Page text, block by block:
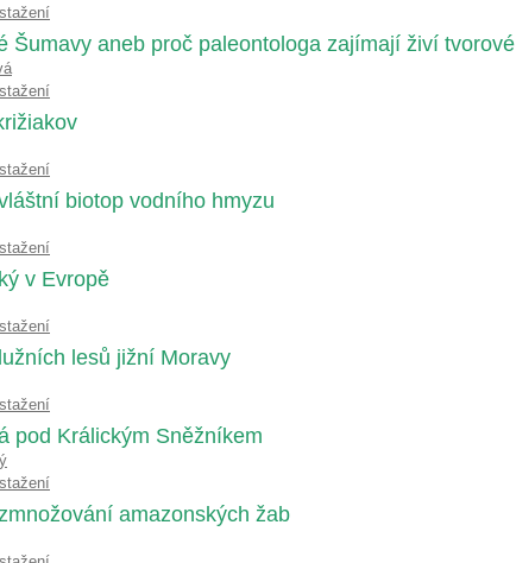
Šumavy aneb proč paleontologa zajímají živí tvorové
biotop vodního hmyzu
v Evropě
lesů jižní Moravy
pod Králickým Sněžníkem
amazonských žab